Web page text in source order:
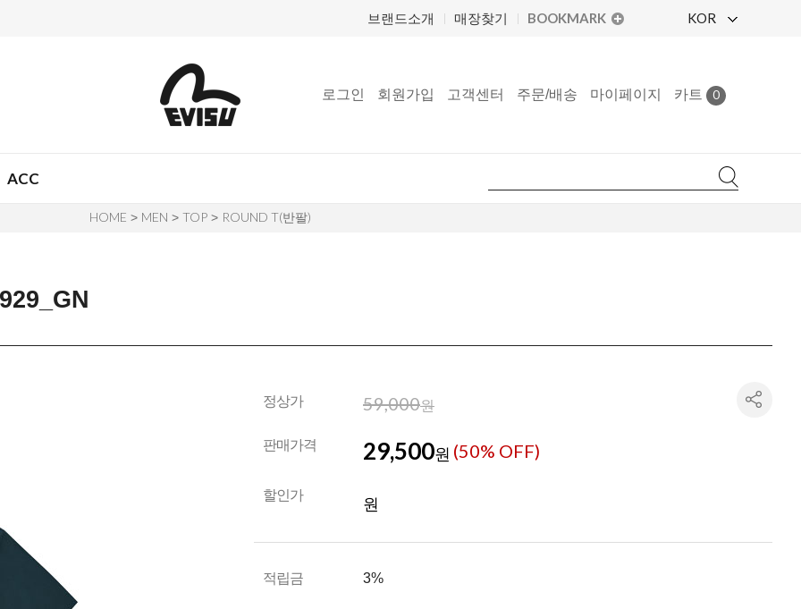
브랜드소개 매장찾기 BOOKMARK KOR
로그인 회원가입 고객센터 주문/배송 마이페이지 카트 0
ACC
HOME > MEN > TOP > ROUND T(반팔)
정상가 59,000원
판매가격 29,500원 (50% OFF)
할인가 원
적립금 3%